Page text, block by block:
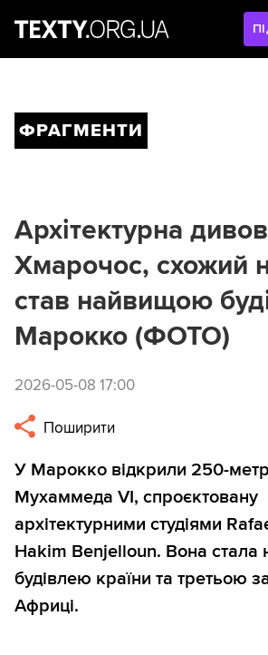
ФРАГМЕНТИ
Архітектурна
Хмарочос, схожий
став найвищою
Марокко (ФОТО)
2026-05-08 17:00
Поширити
У Марокко відкрили 250-
Мухаммеда VI, спроєктовану
архітектурними студіями
Hakim Benjelloun. Вона
будівлею країни та третьою
Африці.